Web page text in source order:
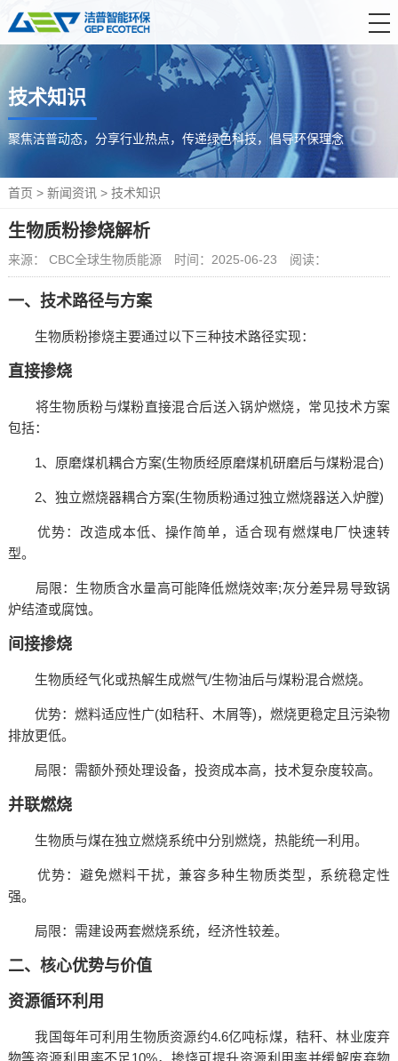
首 页
解决方案
服务支持
技术知识
聚焦洁普动态，分享行业热点，传递绿色科技，倡导环保理念
首页 > 新闻资讯 > 技术知识
生物质粉掺烧解析
来源： CBC全球生物质能源 时间：2025-06-23 阅读：
一、技术路径与方案
生物质粉掺烧主要通过以下三种技术路径实现：
‌直接掺烧‌
将生物质粉与煤粉直接混合后送入锅炉燃烧，常见技术方案
包括：
1、原磨煤机耦合方案(生物质经原磨煤机研磨后与煤粉混合)
2、独立燃烧器耦合方案(生物质粉通过独立燃烧器送入炉膛)
‌优势‌：改造成本低、操作简单，适合现有燃煤电厂快速转
型。
‌局限‌：生物质含水量高可能降低燃烧效率;灰分差异易导致锅
炉结渣或腐蚀。
‌间接掺烧‌
生物质经气化或热解生成燃气/生物油后与煤粉混合燃烧。
‌优势‌：燃料适应性广(如秸秆、木屑等)，燃烧更稳定且污染物
排放更低。
‌局限‌：需额外预处理设备，投资成本高，技术复杂度较高。
并联燃烧‌
生物质与煤在独立燃烧系统中分别燃烧，热能统一利用。
‌优势‌：避免燃料干扰，兼容多种生物质类型，系统稳定性
强。
‌局限‌：需建设两套燃烧系统，经济性较差。
二、核心优势与价值
‌资源循环利用‌
我国每年可利用生物质资源约4.6亿吨标煤，秸秆、林业废弃